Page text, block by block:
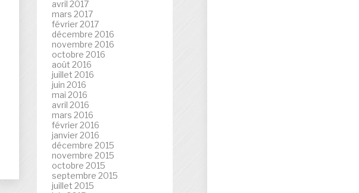
avril 2017
mars 2017
février 2017
décembre 2016
novembre 2016
octobre 2016
août 2016
juillet 2016
juin 2016
mai 2016
avril 2016
mars 2016
février 2016
janvier 2016
décembre 2015
novembre 2015
octobre 2015
septembre 2015
juillet 2015